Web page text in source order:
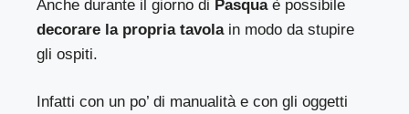
Anche durante il giorno di Pasquaè possibile
decorare la propria tavolain modo da stupire
gli ospiti.
Infatti con un po’ di manualità e con gli oggetti